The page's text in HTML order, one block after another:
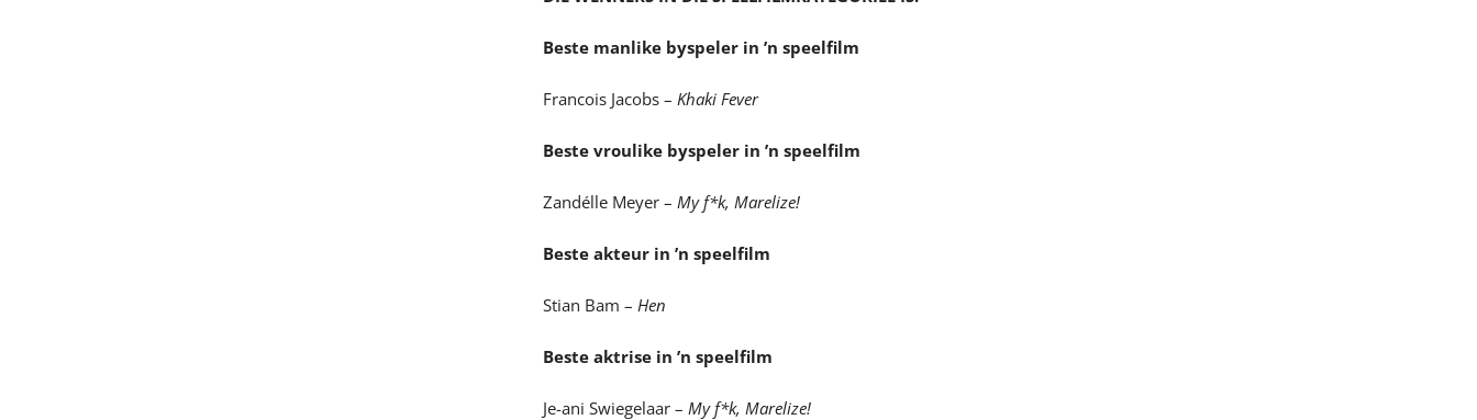
Beste manlike byspeler in ’n speelfilm
Francois Jacobs –Khaki Fever
Beste vroulike byspeler in ’n speelfilm
Zandélle Meyer –My f*k, Marelize!
Beste akteur in ’n speelfilm
Stian Bam –Hen
Beste aktrise in ’n speelfilm
Je-ani Swiegelaar –My f*k, Marelize!